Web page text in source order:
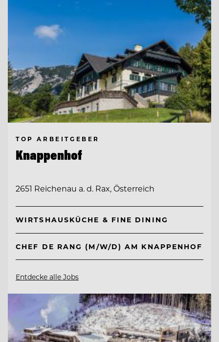
TOP ARBEITGEBER
Knappenhof
2651 Reichenau a. d. Rax, Österreich
WIRTSHAUSKÜCHE & FINE DINING
CHEF DE RANG (M/W/D) AM KNAPPENHOF
Entdecke alle Jobs